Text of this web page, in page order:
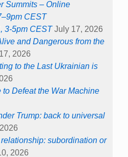
Summits – Online
CEST
3-5pm CEST July 17, 2026
and Dangerous from the
2026
to the Last Ukrainian is
Defeat the War Machine
Trump: back to universal
subordination or
2026